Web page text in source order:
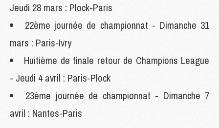
Jeudi 28 mars : Plock-Paris
22ème journée de championnat - Dimanche 31
mars : Paris-Ivry
Huitième de finale retour de Champions League
- Jeudi 4 avril : Paris-Plock
23ème journée de championnat - Dimanche 7
avril : Nantes-Paris